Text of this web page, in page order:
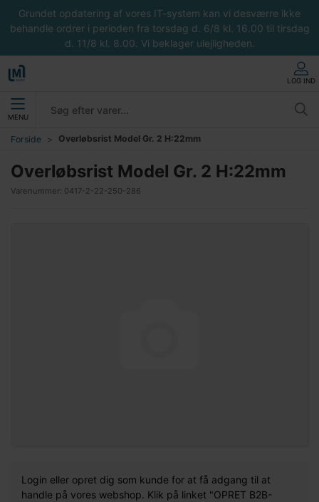
Grundet opdatering af vores IT-system kan vi desværre ikke
behandle ordrer i perioden fra torsdag d. 6/8 kl. 16.00 til tirsdag
d. 11/8 kl. 8.00. Vi beklager ulejligheden.
LOG IND
MENU
Forside Overløbsrist Model Gr. 2 H:22mm
Overløbsrist Model Gr. 2 H:22mm
Varenummer: 0417-2-22-250-286
Login eller opret dig som kunde for at få adgang til at
handle på vores webshop. Klik på linket "OPRET B2B-